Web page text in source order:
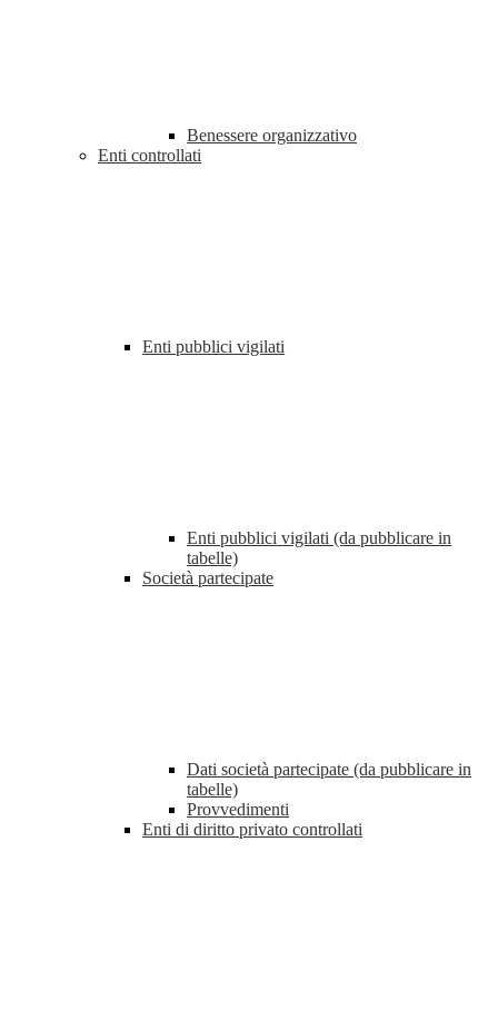
Benessere organizzativo
Enti controllati
Enti pubblici vigilati
Enti pubblici vigilati (da pubblicare in
tabelle)
Società partecipate
Dati società partecipate (da pubblicare in
tabelle)
Provvedimenti
Enti di diritto privato controllati